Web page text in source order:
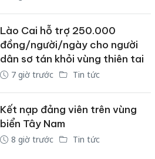
Lào Cai hỗ trợ 250.000
đồng/người/ngày cho người
dân sơ tán khỏi vùng thiên tai
7 giờ trước Tin tức
Kết nạp đảng viên trên vùng
biển Tây Nam
8 giờ trước Tin tức